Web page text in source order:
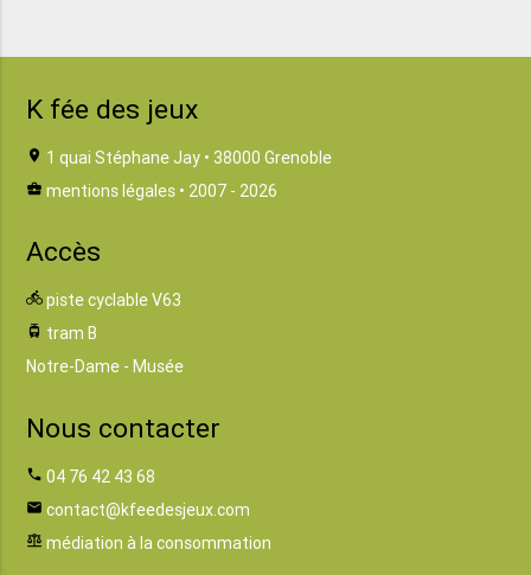
K fée des jeux
location_on 1 quai Stéphane Jay • 38000 Grenoble
business_center mentions légales • 2007 - 2026
Accès
directions_bike piste cyclable V63
tram tram B
Notre-Dame - Musée
Nous contacter
phone 04 76 42 43 68
email contact@kfeedesjeux.com
balance médiation à la consommation